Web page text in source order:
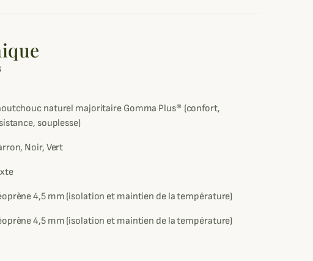
naturel majoritaire Gomma Plus® (confort,
souplesse)
Noir, Vert
4,5 mm (isolation et maintien de la température)
4,5 mm (isolation et maintien de la température)